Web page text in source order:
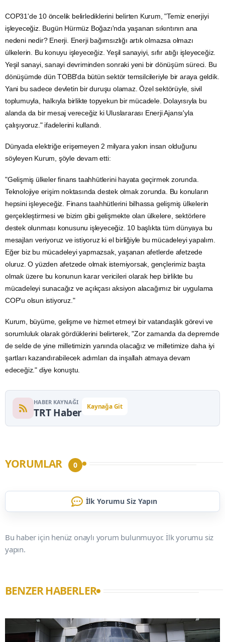
COP31'de 10 öncelik belirlediklerini belirten Kurum, "Temiz enerjiyi
işleyeceğiz. Bugün Hürmüz Boğazı'nda yaşanan sıkıntının ana
nedeni nedir? Enerji. Enerjibağımsızlığı artık olmazsa olmazı
ülkelerin. Bu konuyu işleyeceğiz. Yeşil sanayiyi, sıfır atığı işleyeceğiz.
Yeşil sanayi, sanayi devriminden sonraki yeni bir dönüşüm süreci. Bu
dönüşümde dün TOBB'da bütün sektör temsilcileriyle bir araya geldik.
Yani bu sadece devletin bir duruşu olamaz. Özel sektörüyle, sivil
toplumuyla, halkıyla birlikte topyekun bir mücadele. Dolayısıyla bu
alanda da bir mesaj vereceğiz ki Uluslararası Enerji Ajansı'yla
çalışıyoruz." ifadelerini kullandı.
Dünyada elektriğe erişemeyen 2 milyara yakın insan olduğunu
söyleyen Kurum, şöyle devam etti:
"Gelişmiş ülkeler finans taahhütlerini hayata geçirmek zorunda.
Teknolojiye erişim noktasında destek olmak zorunda. Bu konuların
hepsini işleyeceğiz. Finans taahhütlerini bilhassa gelişmiş ülkelerin
gerçekleştirmesi ve bizim gibi gelişmekte olan ülkelere, sektörlere
destek olunması konusunu işleyeceğiz. 10 başlıkta tüm dünyaya bu
mesajları veriyoruz ve istiyoruz ki el birliğiyle bu mücadeleyi yapalım.
Eğer biz bu mücadeleyi yapmazsak, yaşanan afetlerde afetzede
oluruz. O yüzden afetzede olmak istemiyorsak, gençlerimiz başta
olmak üzere bu konunun karar vericileri olarak hep birlikte bu
mücadeleyi sunacağız ve açıkçası aksiyon alacağımız bir uygulama
COP'u olsun istiyoruz."
Kurum, büyüme, gelişme ve hizmet etmeyi bir vatandaşlık görevi ve
sorumluluk olarak gördüklerini belirterek, "Zor zamanda da depremde
de selde de yine milletimizin yanında olacağız ve milletimize daha iyi
şartları kazandırabilecek adımları da inşallah atmaya devam
edeceğiz." diye konuştu.
HABER KAYNAĞI
TRT Haber Kaynağa Git
YORUMLAR 0
İlk Yorumu Siz Yapın
Bu haber için henüz onaylı yorum bulunmuyor. İlk yorumu siz
yapın.
BENZER HABERLER